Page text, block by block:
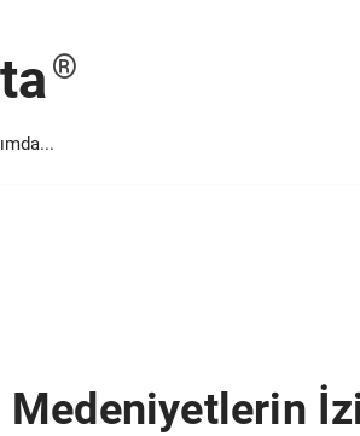
Medeniyetlerin